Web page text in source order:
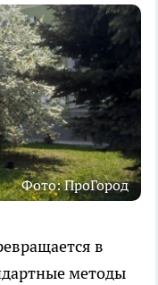
Фото: ПроГород
в
методы